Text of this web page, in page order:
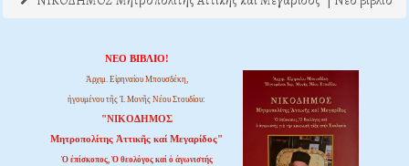
ΝΕΟ ΒΙΒΛΙΟ!
Ἀρχιμ. Εἰρηναίου Μπουσδέκη,
ἡγουμένου τῆς Ἱ. Μονῆς Νέου Στουδίου:
"ΝΙΚΟΔΗΜΟΣ
Μητροπολίτης Ἀττικῆς καί Μεγαρίδος"
Ὁ ἐπίσκοπος, Ὁ θεολόγος καί ὁ ἀγωνιστής